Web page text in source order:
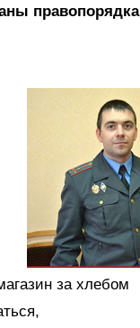
правопорядка
за хлебом